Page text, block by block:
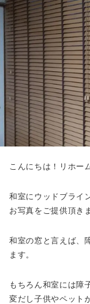
こんにちは！リホー
和室にウッドブライ
お写真をご提供頂き
和室の窓と言えば、
ます。
もちろん和室には障
変だし子供やペット